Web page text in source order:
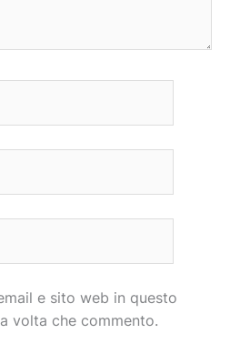
e sito web in questo
volta che commento.